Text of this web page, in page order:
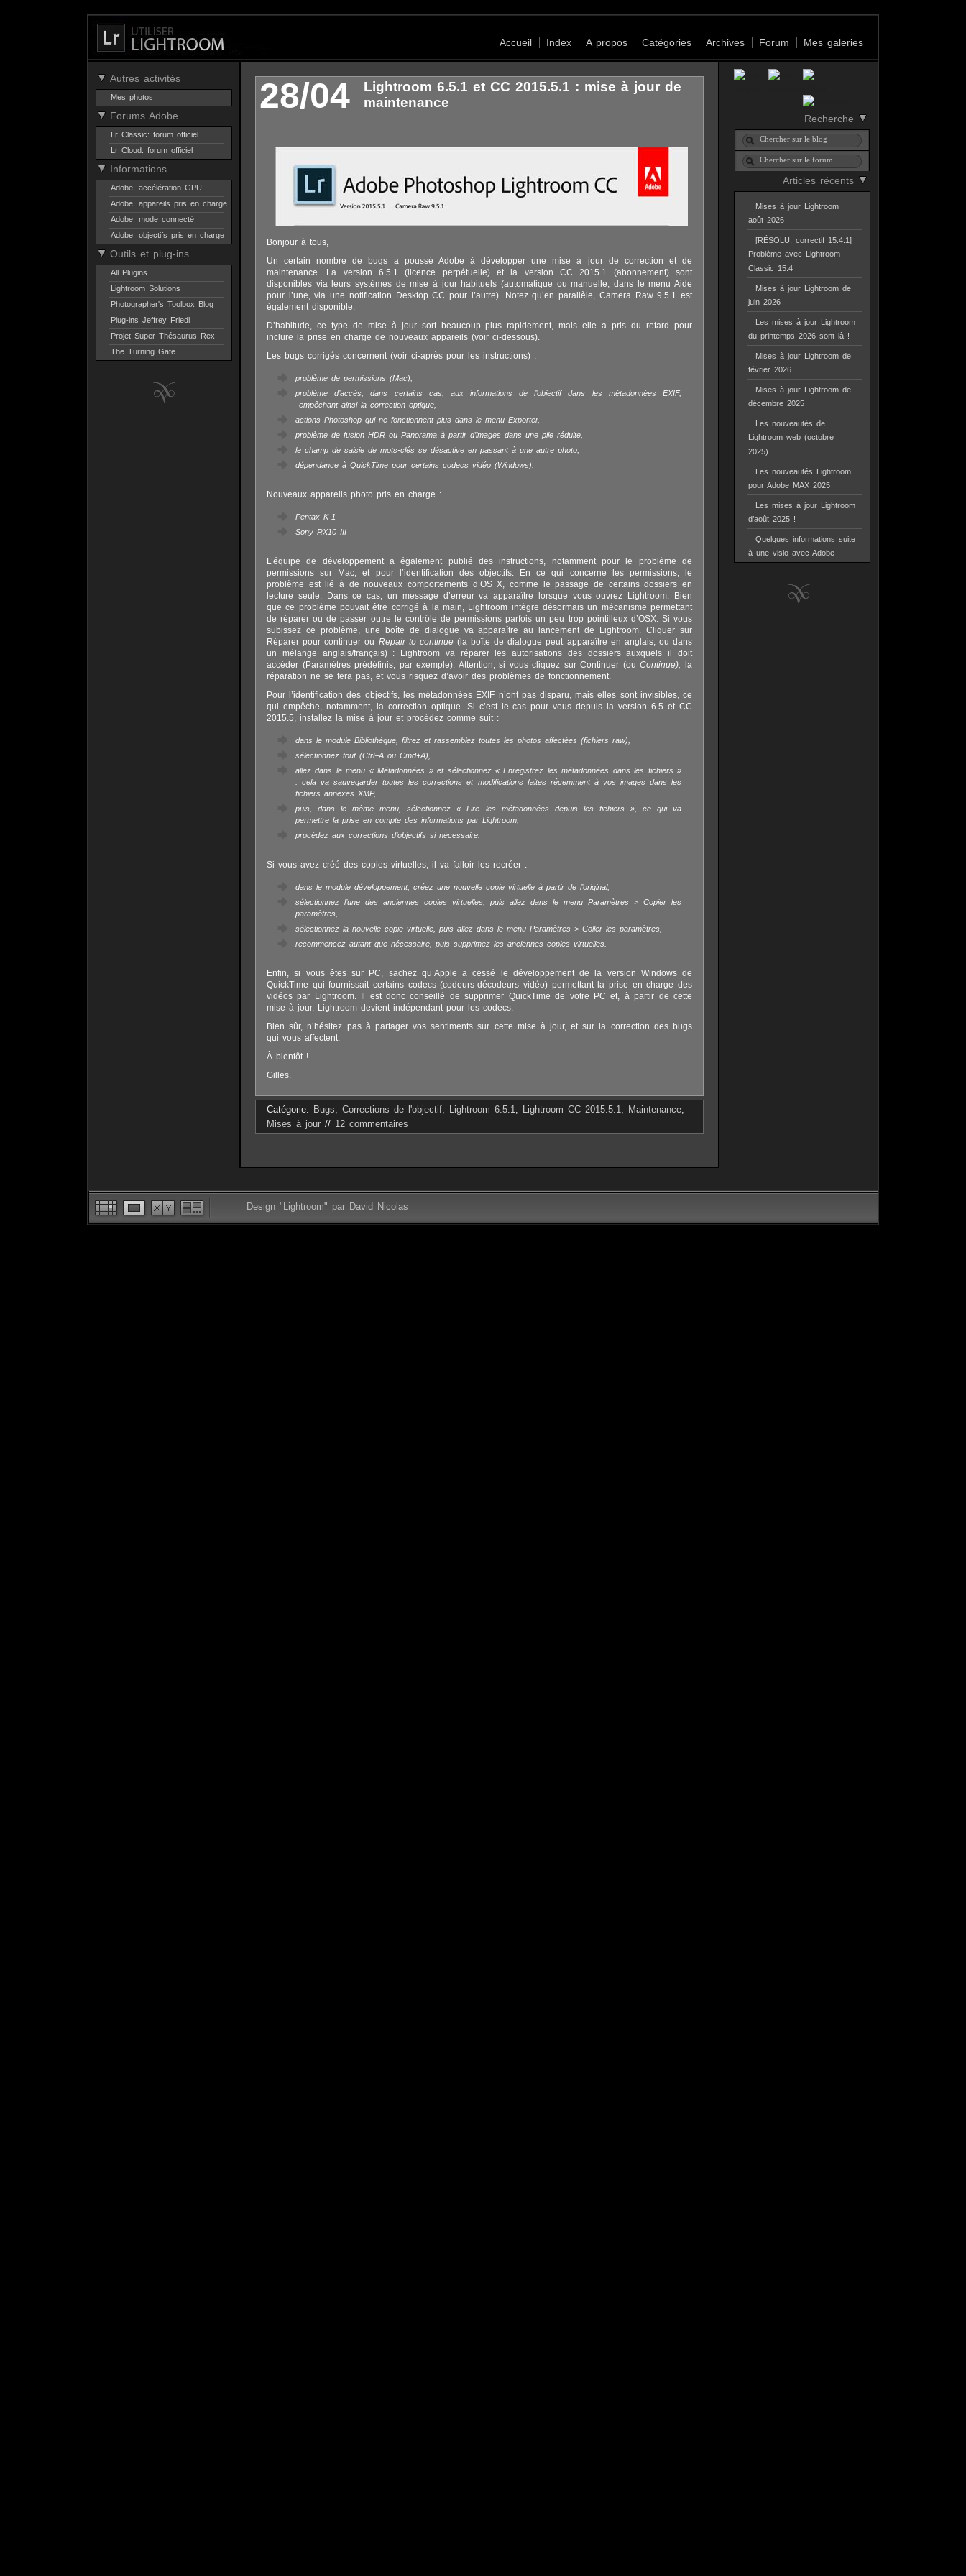
Accueil Index A propos Catégories Archives Forum Mes galeries
Autres activités
Mes photos
Forums Adobe
Lr Classic: forum officiel
Lr Cloud: forum officiel
Informations
Adobe: accélération GPU
Adobe: appareils pris en charge
Adobe: mode connecté
Adobe: objectifs pris en charge
Outils et plug-ins
All Plugins
Lightroom Solutions
Photographer's Toolbox Blog
Plug-ins Jeffrey Friedl
Projet Super Thésaurus Rex
The Turning Gate
Recherche
Articles récents
Mises à jour Lightroom
août 2026
[RÉSOLU, correctif 15.4.1]
Problème avec Lightroom
Classic 15.4
Mises à jour Lightroom de
juin 2026
Les mises à jour Lightroom
du printemps 2026 sont là !
Mises à jour Lightroom de
février 2026
Mises à jour Lightroom de
décembre 2025
Les nouveautés de
Lightroom web (octobre
2025)
Les nouveautés Lightroom
pour Adobe MAX 2025
Les mises à jour Lightroom
d’août 2025 !
Quelques informations suite
à une visio avec Adobe
28/04
Lightroom 6.5.1 et CC 2015.5.1 : mise à jour de
maintenance
Bonjour à tous,
Un certain nombre de bugs a poussé Adobe à développer une mise à jour de correction et de
maintenance. La version 6.5.1 (licence perpétuelle) et la version CC 2015.1 (abonnement) sont
disponibles via leurs systèmes de mise à jour habituels (automatique ou manuelle, dans le menu Aide
pour l’une, via une notification Desktop CC pour l’autre). Notez qu’en parallèle, Camera Raw 9.5.1 est
également disponible.
D’habitude, ce type de mise à jour sort beaucoup plus rapidement, mais elle a pris du retard pour
inclure la prise en charge de nouveaux appareils (voir ci-dessous).
Les bugs corrigés concernent (voir ci-après pour les instructions) :
problème de permissions (Mac),
problème d’accès, dans certains cas, aux informations de l’objectif dans les métadonnées EXIF,
empêchant ainsi la correction optique,
actions Photoshop qui ne fonctionnent plus dans le menu Exporter,
problème de fusion HDR ou Panorama à partir d’images dans une pile réduite,
le champ de saisie de mots-clés se désactive en passant à une autre photo,
dépendance à QuickTime pour certains codecs vidéo (Windows).
Nouveaux appareils photo pris en charge :
Pentax K-1
Sony RX10 III
L’équipe de développement a également publié des instructions, notamment pour le problème de
permissions sur Mac, et pour l’identification des objectifs. En ce qui concerne les permissions, le
problème est lié à de nouveaux comportements d’OS X, comme le passage de certains dossiers en
lecture seule. Dans ce cas, un message d’erreur va apparaître lorsque vous ouvrez Lightroom. Bien
que ce problème pouvait être corrigé à la main, Lightroom intègre désormais un mécanisme permettant
de réparer ou de passer outre le contrôle de permissions parfois un peu trop pointilleux d’OSX. Si vous
subissez ce problème, une boîte de dialogue va apparaître au lancement de Lightroom. Cliquer sur
Réparer pour continuer ou Repair to continue(la boîte de dialogue peut apparaître en anglais, ou dans
un mélange anglais/français) : Lightroom va réparer les autorisations des dossiers auxquels il doit
accéder (Paramètres prédéfinis, par exemple). Attention, si vous cliquez sur Continuer (ouContinue),
la
réparation ne se fera pas, et vous risquez d’avoir des problèmes de fonctionnement.
Pour l’identification des objectifs, les métadonnées EXIF n’ont pas disparu, mais elles sont invisibles, ce
qui empêche, notamment, la correction optique. Si c’est le cas pour vous depuis la version 6.5 et CC
2015.5, installez la mise à jour et procédez comme suit :
dans le module Bibliothèque, filtrez et rassemblez toutes les photos affectées (fichiers raw),
sélectionnez tout (Ctrl+A ou Cmd+A),
allez dans le menu « Métadonnées » et sélectionnez « Enregistrez les métadonnées dans les fichiers »
: cela va sauvegarder toutes les corrections et modifications faites récemment à vos images dans les
fichiers annexes XMP,
puis, dans le même menu, sélectionnez « Lire les métadonnées depuis les fichiers », ce qui va
permettre la prise en compte des informations par Lightroom,
procédez aux corrections d’objectifs si nécessaire.
Si vous avez créé des copies virtuelles, il va falloir les recréer :
dans le module développement, créez une nouvelle copie virtuelle à partir de l’original,
sélectionnez l’une des anciennes copies virtuelles, puis allez dans le menu Paramètres > Copier les
paramètres,
sélectionnez la nouvelle copie virtuelle, puis allez dans le menu Paramètres > Coller les paramètres,
recommencez autant que nécessaire, puis supprimez les anciennes copies virtuelles.
Enfin, si vous êtes sur PC, sachez qu’Apple a cessé le développement de la version Windows de
QuickTime qui fournissait certains codecs (codeurs-décodeurs vidéo) permettant la prise en charge des
vidéos par Lightroom. Il est donc conseillé de supprimer QuickTime de votre PC et, à partir de cette
mise à jour, Lightroom devient indépendant pour les codecs.
Bien sûr, n’hésitez pas à partager vos sentiments sur cette mise à jour, et sur la correction des bugs
qui vous affectent.
À bientôt !
Gilles.
Catégorie: Bugs, Corrections de l'objectif, Lightroom 6.5.1, Lightroom CC 2015.5.1, Maintenance,
Mises à jour // 12 commentaires
Design "Lightroom" par David Nicolas